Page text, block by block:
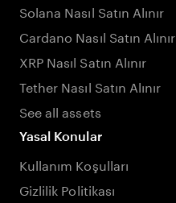
Solana Nasıl Satın Alınır
Cardano Nasıl Satın Alınır
XRP Nasıl Satın Alınır
Tether Nasıl Satın Alınır
See all assets
Yasal Konular
Kullanım Koşulları
Gizlilik Politikası